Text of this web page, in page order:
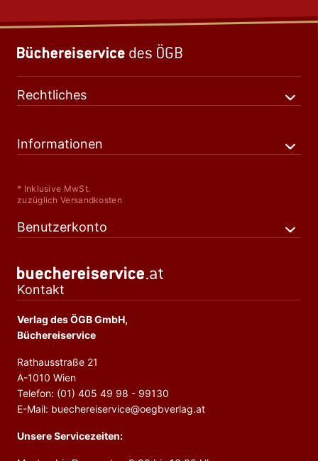
Rechtliches
Informationen
* Inklusive MwSt.
zuzüglich Versandkosten
Benutzerkonto
Kontakt
Verlag des ÖGB GmbH,
Büchereiservice
Rathausstraße 21
A-1010 Wien
Telefon: (01) 405 49 98 - 99130
E-Mail: buechereiservice@oegbverlag.at
Unsere Servicezeiten: